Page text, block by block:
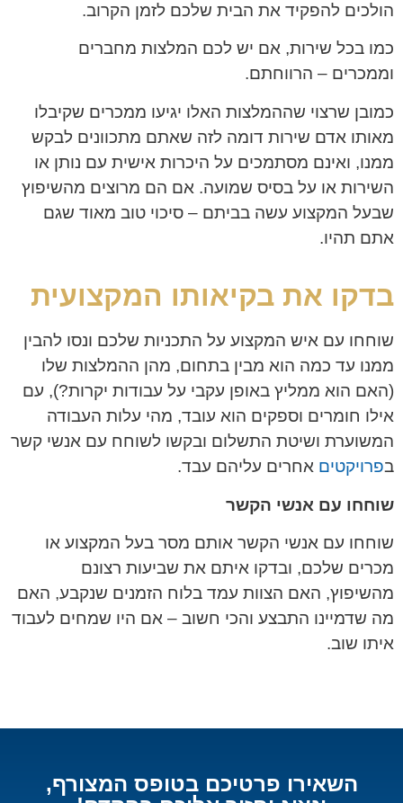
הולכים להפקיד את הבית שלכם לזמן הקרוב.
כמו בכל שירות, אם יש לכם המלצות מחברים
וממכרים – הרווחתם.
כמובן שרצוי שההמלצות האלו יגיעו ממכרים שקיבלו
מאותו אדם שירות דומה לזה שאתם מתכוונים לבקש
ממנו, ואינם מסתמכים על היכרות אישית עם נותן או
השירות או על בסיס שמועה. אם הם מרוצים מהשיפוץ
שבעל המקצוע עשה בביתם – סיכוי טוב מאוד שגם
אתם תהיו.
בדקו את בקיאותו המקצועית
שוחחו עם איש המקצוע על התכניות שלכם ונסו להבין
ממנו עד כמה הוא מבין בתחום, מהן ההמלצות שלו
(האם הוא ממליץ באופן עקבי על עבודות יקרות?), עם
אילו חומרים וספקים הוא עובד, מהי עלות העבודה
המשוערת ושיטת התשלום ובקשו לשוחח עם אנשי קשר
בפרויקטים אחרים עליהם עבד.
שוחחו עם אנשי הקשר
שוחחו עם אנשי הקשר אותם מסר בעל המקצוע או
מכרים שלכם, ובדקו איתם את שביעות רצונם
מהשיפוץ, האם הצוות עמד בלוח הזמנים שנקבע, האם
מה שדמיינו התבצע והכי חשוב – אם היו שמחים לעבוד
איתו שוב.
השאירו פרטיכם בטופס המצורף,